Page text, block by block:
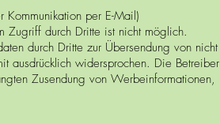
per E-Mail)
Zugriff durch Dritte ist nicht möglich.
durch Dritte zur Übersendung von nicht
ausdrücklich widersprochen. Die Betreiber
Zusendung von Werbeinformationen,